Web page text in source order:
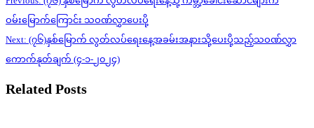
navigation
ဝမ်းမြောက်ကြောင်း သဝဏ်လွှာပေးပို့
Next: (၇၆)နှစ်မြောက် လွတ်လပ်ရေးနေ့အခမ်းအနားသို့ပေးပို့သည့်သဝဏ်လွှာ
ကောက်နုတ်ချက် (၄-၁-၂၀၂၄)
Related Posts